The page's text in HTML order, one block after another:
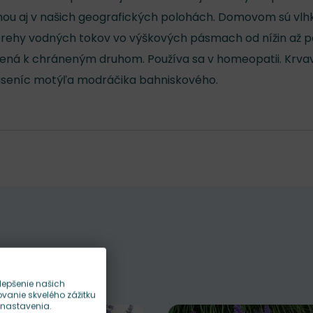
aj v našich geografických polohách. Domovom sú
vodných tokov vo výškových pásmach od nížin až
k chráneným druhom. Používa sa v homeopatii.
motýľa modráčika bahniskového.
našich
skvelého zážitku